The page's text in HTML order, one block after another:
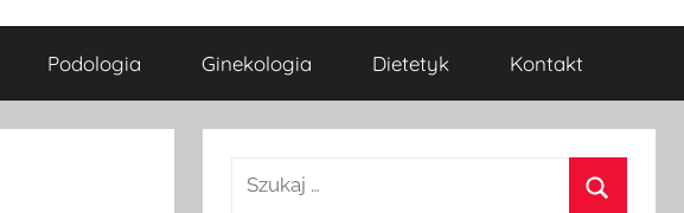
Podologia Ginekologia Dietetyk Kontakt
Szukaj